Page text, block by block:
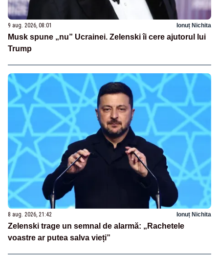
9 aug. 2026, 08:01 Ionuț Nichita
Musk spune „nu” Ucrainei. Zelenski îi cere ajutorul lui
Trump
8 aug. 2026, 21:42 Ionuț Nichita
Zelenski trage un semnal de alarmă: „Rachetele
voastre ar putea salva vieți”